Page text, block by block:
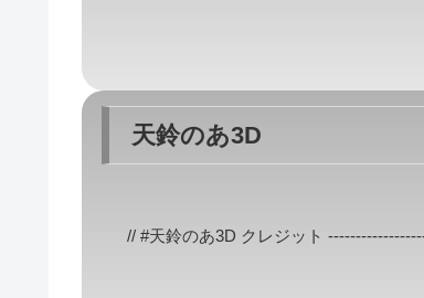
天鈴のあ3D
// #天鈴のあ3D クレジット